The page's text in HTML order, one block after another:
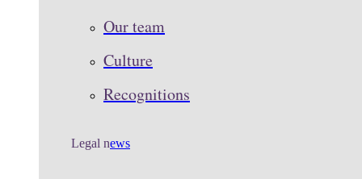
Our team
Culture
Recognitions
Legal news